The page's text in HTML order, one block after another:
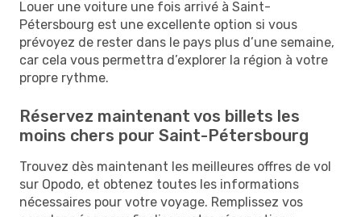
Louer une voiture une fois arrivé à Saint-
Pétersbourg est une excellente option si vous
prévoyez de rester dans le pays plus d’une semaine,
car cela vous permettra d’explorer la région à votre
propre rythme.
Réservez maintenant vos billets les
moins chers pour Saint-Pétersbourg
Trouvez dès maintenant les meilleures offres de vol
sur Opodo, et obtenez toutes les informations
nécessaires pour votre voyage. Remplissez vos